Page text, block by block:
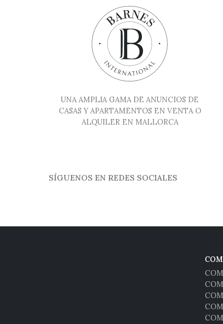
UNA AMPLIA GAMA DE ANUNCIOS DE
CASAS Y APARTAMENTOS EN VENTA O
ALQUILER EN MALLORCA
SÍGUENOS EN REDES SOCIALES